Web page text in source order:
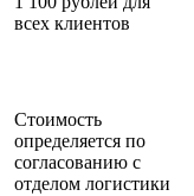
всех клиентов
Стоимость
определяется по
согласованию с
отделом логистики